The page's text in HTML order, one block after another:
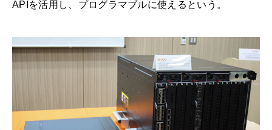
APIを活用し、プログラマブルに使えるという。